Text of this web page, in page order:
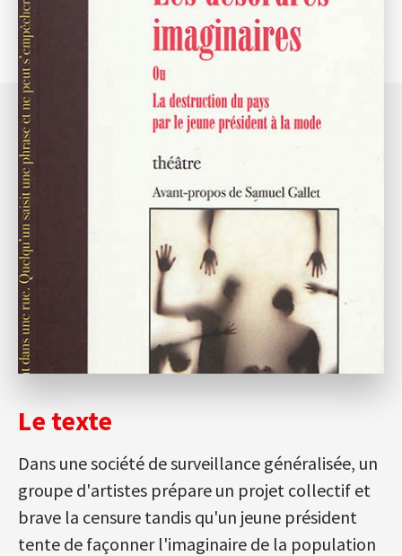
Le texte
Dans une société de surveillance généralisée, un
groupe d'artistes prépare un projet collectif et
brave la censure tandis qu'un jeune président
tente de façonner l'imaginaire de la population